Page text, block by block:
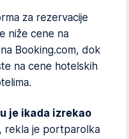
za rezervacije
niže cene na
Booking.com, dok
na cene hotelskih
je ikada izrekao
, rekla je portparolka